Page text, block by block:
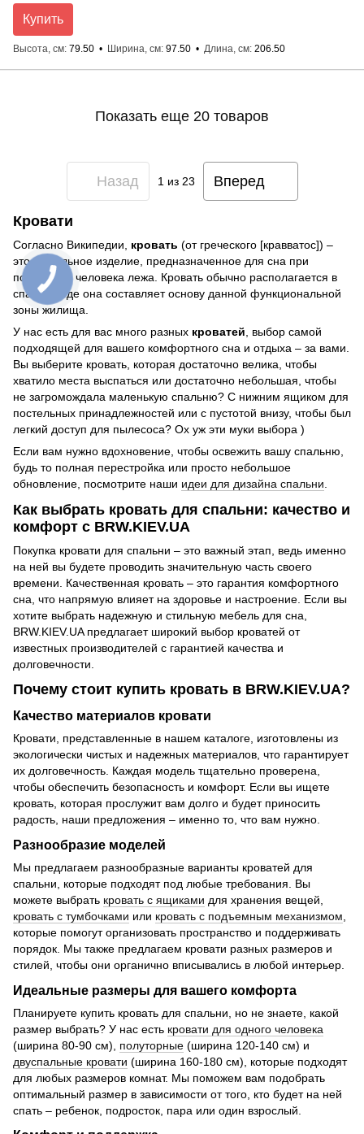
Купить
Высота, см 79.50 Ширина, см 97.50 Длина, см 206.50
Показать еще 20 товаров
Назад 1 из 23 Вперед
Кровати
Согласно Википедии, кровать (от греческого [кравватос]) –
это мебельное изделие, предназначенное для сна при
положении человека лежа. Кровать обычно располагается в
спальне, где она составляет основу данной функциональной
зоны жилища.
У нас есть для вас много разных кроватей, выбор самой
подходящей для вашего комфортного сна и отдыха – за вами.
Вы выберите кровать, которая достаточно велика, чтобы
хватило места выспаться или достаточно небольшая, чтобы
не загромождала маленькую спальню? С нижним ящиком для
постельных принадлежностей или с пустотой внизу, чтобы был
легкий доступ для пылесоса? Ох уж эти муки выбора )
Если вам нужно вдохновение, чтобы освежить вашу спальню,
будь то полная перестройка или просто небольшое
обновление, посмотрите наши идеи для дизайна спальни.
Как выбрать кровать для спальни: качество и
комфорт с BRW.KIEV.UA
Покупка кровати для спальни – это важный этап, ведь именно
на ней вы будете проводить значительную часть своего
времени. Качественная кровать – это гарантия комфортного
сна, что напрямую влияет на здоровье и настроение. Если вы
хотите выбрать надежную и стильную мебель для сна,
BRW.KIEV.UA предлагает широкий выбор кроватей от
известных производителей с гарантией качества и
долговечности.
Почему стоит купить кровать в BRW.KIEV.UA?
Качество материалов кровати
Кровати, представленные в нашем каталоге, изготовлены из
экологически чистых и надежных материалов, что гарантирует
их долговечность. Каждая модель тщательно проверена,
чтобы обеспечить безопасность и комфорт. Если вы ищете
кровать, которая прослужит вам долго и будет приносить
радость, наши предложения – именно то, что вам нужно.
Разнообразие моделей
Мы предлагаем разнообразные варианты кроватей для
спальни, которые подходят под любые требования. Вы
можете выбрать кровать с ящиками для хранения вещей,
кровать с тумбочками или кровать с подъемным механизмом
которые помогут организовать пространство и поддерживать
порядок. Мы также предлагаем кровати разных размеров и
стилей, чтобы они органично вписывались в любой интерьер.
Идеальные размеры для вашего комфорта
Планируете купить кровать для спальни, но не знаете, какой
размер выбрать? У нас есть кровати для одного человека
(ширина 80-90 см), полуторные (ширина 120-140 см) и
двуспальные кровати (ширина 160-180 см), которые подходят
для любых размеров комнат. Мы поможем вам подобрать
оптимальный размер в зависимости от того, кто будет на ней
спать – ребенок, подросток, пара или один взрослый.